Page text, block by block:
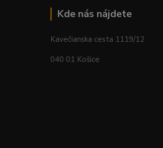
Kde nás nájdete
Kavečianska cesta 1119/12
040 01 Košice